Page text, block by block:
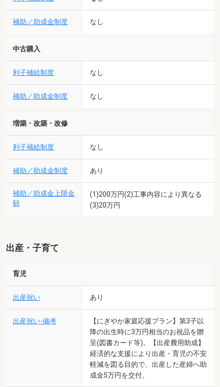
補助／助成金制度 なし
中古購入
利子補給制度 なし
補助／助成金制度 なし
増築・改築・改修
利子補給制度 なし
補助／助成金制度 あり
補助／助成金上限金
額
(1)200万円(2)工事内容により異なる
(3)20万円
出産・子育て
育児
出産祝い あり
出産祝い-備考
【にぎやか家庭応援プラン】第3子以
降の出生時に3万円相当のお祝品を贈
呈(図書カード等)。【出産費用助成】
経済的な支援により出産・育児の不安
軽減を図る目的で、出産した産婦へ助
成金5万円を交付。